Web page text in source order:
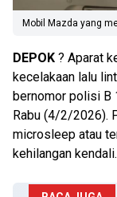
Mobil Mazda yang
DEPOK ? Aparat
kecelakaan lalu
bernomor polisi B
Rabu (4/2/2026).
microsleep atau
kehilangan kendali.